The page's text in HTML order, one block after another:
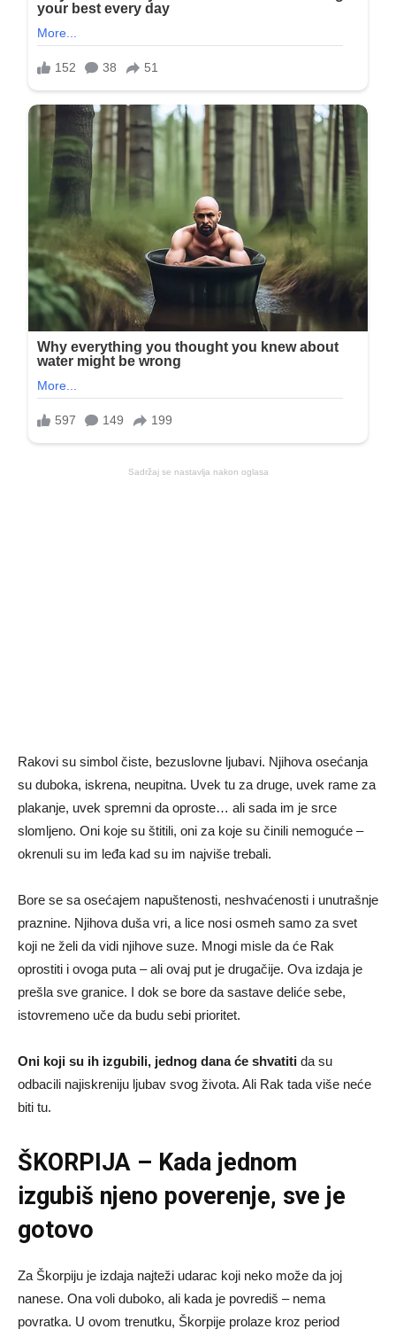
Sadržaj se nastavlja nakon oglasa
Rakovi su simbol čiste, bezuslovne ljubavi. Njihova osećanja
su duboka, iskrena, neupitna. Uvek tu za druge, uvek rame za
plakanje, uvek spremni da oproste… ali sada im je srce
slomljeno. Oni koje su štitili, oni za koje su činili nemoguće –
okrenuli su im leđa kad su im najviše trebali.
Bore se sa osećajem napuštenosti, neshvaćenosti i unutrašnje
praznine. Njihova duša vri, a lice nosi osmeh samo za svet
koji ne želi da vidi njihove suze. Mnogi misle da će Rak
oprostiti i ovoga puta – ali ovaj put je drugačije. Ova izdaja je
prešla sve granice. I dok se bore da sastave deliće sebe,
istovremeno uče da budu sebi prioritet.
Oni koji su ih izgubili, jednog dana će shvatiti da su
odbacili najiskreniju ljubav svog života. Ali Rak tada više neće
biti tu.
ŠKORPIJA – Kada jednom
izgubiš njeno poverenje, sve je
gotovo
Za Škorpiju je izdaja najteži udarac koji neko može da joj
nanese. Ona voli duboko, ali kada je povrediš – nema
povratka. U ovom trenutku, Škorpije prolaze kroz period